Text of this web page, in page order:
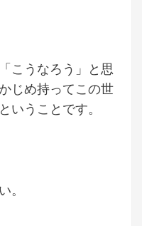
こうなろう」と思
じめ持ってこの世
いうことです。
。